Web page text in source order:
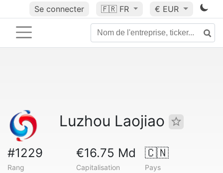
Se connecter 🇫🇷 FR € EUR
Luzhou Laojiao
#1229
Rang
€16.75 Md
Capitalisation
🇨🇳
Pays